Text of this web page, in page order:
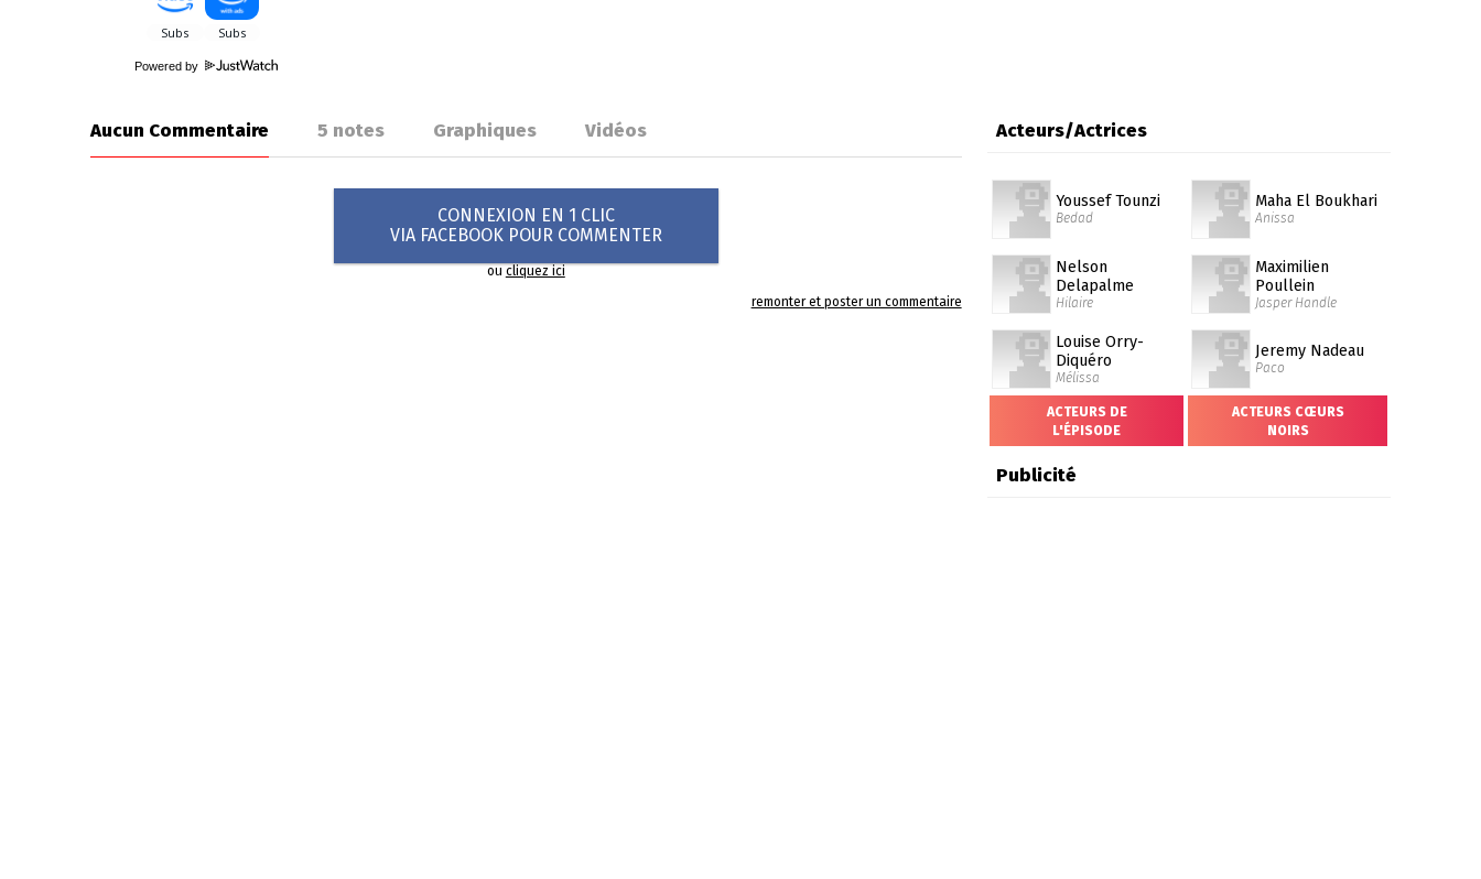
Powered by
Aucun Commentaire 5 notes Graphiques Vidéos
CONNEXION EN 1 CLIC
VIA FACEBOOK POUR COMMENTER
oucliquez ici
remonter et poster un commentaire
Acteurs/Actrices
Youssef Tounzi
Bedad
Maha El Boukhari
Anissa
Nelson
Delapalme
Hilaire
Maximilien
Poullein
Jasper Handle
Louise Orry-
Diquéro
Mélissa
Jeremy Nadeau
Paco
ACTEURS DE
L'ÉPISODE
ACTEURS CŒURS
NOIRS
Publicité